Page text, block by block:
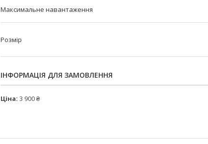
Максимальне навантаження
Розмір
ІНФОРМАЦІЯ ДЛЯ ЗАМОВЛЕННЯ
Ціна: 3 900 ₴